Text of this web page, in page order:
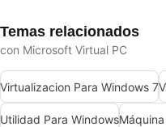
Temas relacionados
con Microsoft Virtual PC
Virtualizacion Para Windows 7
Utilidad Para Windows